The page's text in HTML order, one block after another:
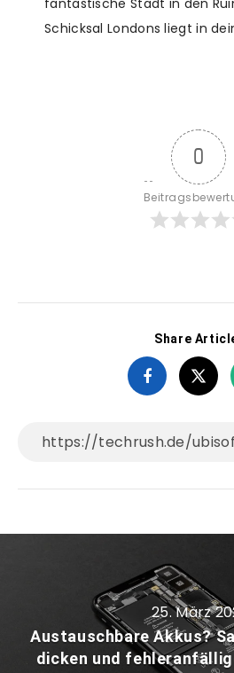
fantastische Stadt in den
Schicksal Londons liegt in
0
Share
25. März
Austauschbare Akkus?
dicken und